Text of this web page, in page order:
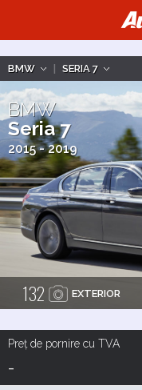
BMW | SERIA 7
BMW
Seria 7
2015 - 2019
132 EXTERIOR
Preț de pornire cu TVA
-